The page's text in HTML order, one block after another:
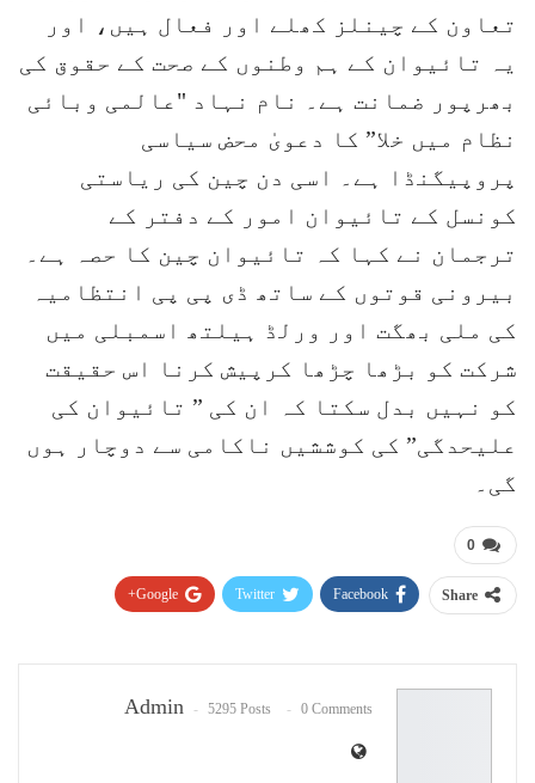
تعاون کے چینلز کھلے اور فعال ہیں، اور
یہ تائیوان کے ہم وطنوں کے صحت کے حقوق کی
بھرپور ضمانت ہے۔ نام نہاد "عالمی وبائی
نظام میں خلا” کا دعویٰ محض سیاسی
پروپیگنڈا ہے۔ اسی دن چین کی ریاستی
کونسل کے تائیوان امور کے دفتر کے
ترجمان نے کہا کہ تائیوان چین کا حصہ ہے۔
بیرونی قوتوں کے ساتھ ڈی پی پی انتظامیہ
کی ملی بھگت اور ورلڈ ہیلتھ اسمبلی میں
شرکت کو بڑھا چڑھا کرپیش کرنا اس حقیقت
کو نہیں بدل سکتا کہ ان کی ” تائیوان کی
علیحدگی” کی کوششیں ناکامی سے دوچار ہوں
گی۔
0
Share
Facebook
Twitter
Google+
Admin 5295 Posts 0 Comments